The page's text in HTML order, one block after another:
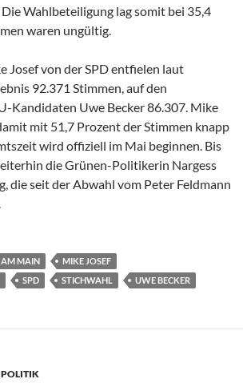
Wahlbeteiligung lag somit bei 35,4
waren ungültig.
Josef von der SPD entfielen laut
92.371 Stimmen, auf den
Kandidaten Uwe Becker 86.307. Mike
mit 51,7 Prozent der Stimmen knapp
wird offiziell im Mai beginnen. Bis
die Grünen-Politikerin Nargess
die seit der Abwahl vom Peter Feldmann
AM MAIN
MIKE JOSEF
SPD STICHWAHL UWE BECKER
POLITIK